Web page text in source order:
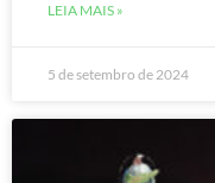
LEIA MAIS »
5 de setembro de 2024